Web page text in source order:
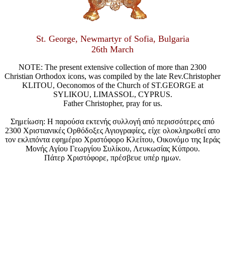
St. George, Newmartyr of Sofia, Bulgaria
26th March
NOTE: The present extensive collection of more than 2300
Christian Orthodox icons, was compiled by the late Rev.Christopher
KLITOU, Oeconomos of the Church of ST.GEORGE at
SYLIKOU, LIMASSOL, CYPRUS.
Father Christopher, pray for us.
Σημείωση: Η παρούσα εκτενής συλλογή από περισσότερες από
2300 Χριστιανικές Ορθόδοξες Αγιογραφίες, είχε ολοκληρωθεί απο
τον εκλιπόντα εφημέριο Χριστόφορο Κλείτου, Οικονόμο της Ιεράς
Μονής Αγίου Γεωργίου Συλίκου, Λευκωσίας Κύπρου.
Πάτερ Χριστόφορε, πρέσβευε υπέρ ημων.